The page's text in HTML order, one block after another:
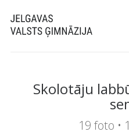
Skolotāju
19 foto •